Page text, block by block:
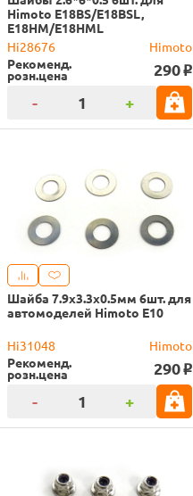
Himoto E18BS/E18BSL,
E18HM/E18HML
Hi28676
Himoto
Рекоменд.
розн.цена 290 o
- +
Шайба 7.9x3.3x0.5мм 6шт. для
автомоделей Himoto E10
Hi31048
Himoto
Рекоменд.
розн.цена 290 o
- +